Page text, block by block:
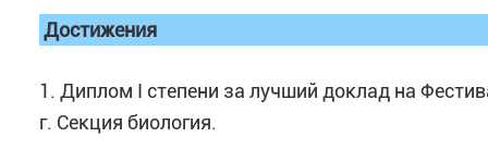
Достижения
1. Диплом I степени за лучший доклад на
г. Секция биология.